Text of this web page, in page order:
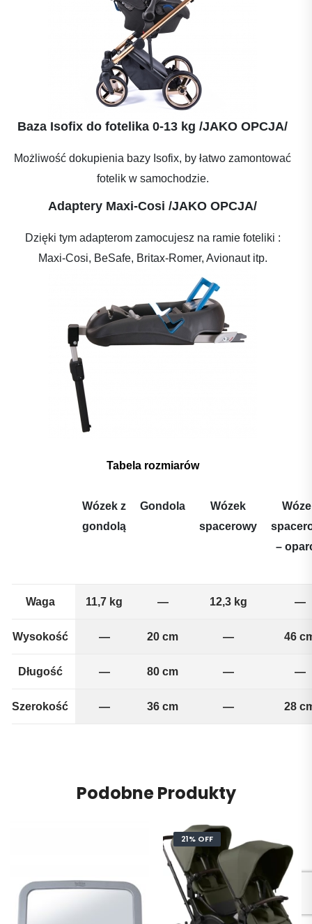
Baza Isofix do fotelika 0-13 kg /JAKO OPCJA/
Możliwość dokupienia bazy Isofix, by łatwo zamontować
fotelik w samochodzie.
Adaptery Maxi-Cosi /JAKO OPCJA/
Dzięki tym adapterom zamocujesz na ramie foteliki :
Maxi-Cosi, BeSafe, Britax-Romer, Avionaut itp.
Tabela rozmiarów
Wózek z
gondolą
Gondola
Wózek
spacerowy
–
Waga 11,7 kg — 12,3 kg —
Wysokość — 20 cm — 46
Długość — 80 cm — —
Szerokość — 36 cm — 28
Podobne Produkty
21% OFF